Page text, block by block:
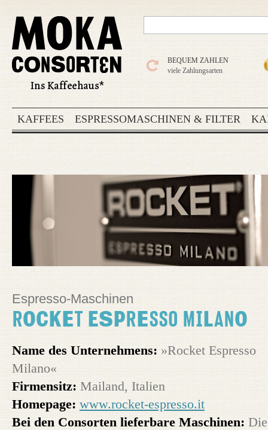
BEQUEM ZAHLEN
viele Zahlungsarten
KAFFEES ESPRESSOMASCHINEN & FILTER
Espresso-Maschinen
Rocket Espresso Milano
Name des Unternehmens: »Rocket Espresso
Milano«
Firmensitz: Mailand, Italien
Homepage: www.rocket-espresso.it
Bei den Consorten lieferbare Maschinen: Die